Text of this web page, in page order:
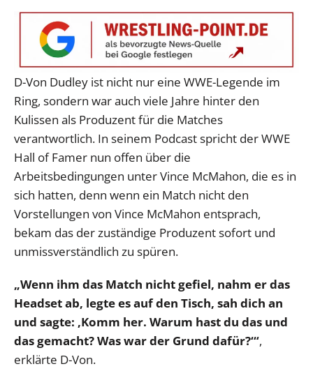
D-Von Dudley ist nicht nur eine WWE-Legende im
Ring, sondern war auch viele Jahre hinter den
Kulissen als Produzent für die Matches
verantwortlich. In seinem Podcast spricht der WWE
Hall of Famer nun offen über die
Arbeitsbedingungen unter Vince McMahon, die es in
sich hatten, denn wenn ein Match nicht den
Vorstellungen von Vince McMahon entsprach,
bekam das der zuständige Produzent sofort und
unmissverständlich zu spüren.
„Wenn ihm das Match nicht gefiel, nahm er das
Headset ab, legte es auf den Tisch, sah dich an
und sagte: ‚Komm her. Warum hast du das und
das gemacht? Was war der Grund dafür?‘“,
erklärte D-Von.